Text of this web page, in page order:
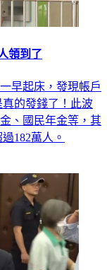
領到了
早起床，發現帳戶
的發錢了！此波
、國民年金等，其
182萬人。